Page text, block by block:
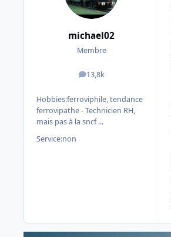
michael02
Membre
13,8k
messages
Hobbies:ferroviphile, tendance
ferrovipathe - Technicien RH,
mais pas à la sncf ...
Service:non